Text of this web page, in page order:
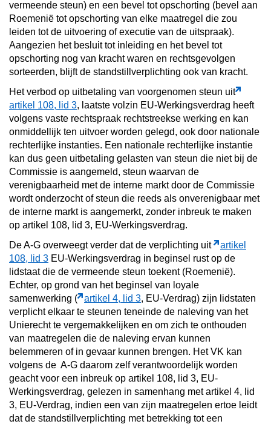
vermeende steun) en een bevel tot opschorting (bevel aan
Roemenië tot opschorting van elke maatregel die zou
leiden tot de uitvoering of executie van de uitspraak).
Aangezien het besluit tot inleiding en het bevel tot
opschorting nog van kracht waren en rechtsgevolgen
sorteerden, blijft de standstillverplichting ook van kracht.
Het verbod op uitbetaling van voorgenomen steun uit
artikel 108, lid 3, laatste volzin EU-Werkingsverdrag heeft
volgens vaste rechtspraak rechtstreekse werking en kan
onmiddellijk ten uitvoer worden gelegd, ook door nationale
rechterlijke instanties. Een nationale rechterlijke instantie
kan dus geen uitbetaling gelasten van steun die niet bij de
Commissie is aangemeld, steun waarvan de
verenigbaarheid met de interne markt door de Commissie
wordt onderzocht of steun die reeds als onverenigbaar met
de interne markt is aangemerkt, zonder inbreuk te maken
op artikel 108, lid 3, EU-Werkingsverdrag.
De A-G overweegt verder dat de verplichting uit
artikel
108, lid 3 EU-Werkingsverdrag in beginsel rust op de
lidstaat die de vermeende steun toekent (Roemenië).
Echter, op grond van het beginsel van loyale
samenwerking (
artikel 4, lid 3, EU-Verdrag) zijn lidstaten
verplicht elkaar te steunen teneinde de naleving van het
Unierecht te vergemakkelijken en om zich te onthouden
van maatregelen die de naleving ervan kunnen
belemmeren of in gevaar kunnen brengen. Het VK kan
volgens de A-G daarom zelf verantwoordelijk worden
geacht voor een inbreuk op artikel 108, lid 3, EU-
Werkingsverdrag, gelezen in samenhang met artikel 4, lid
3, EU-Verdrag, indien een van zijn maatregelen ertoe leidt
dat de standstillverplichting met betrekking tot een